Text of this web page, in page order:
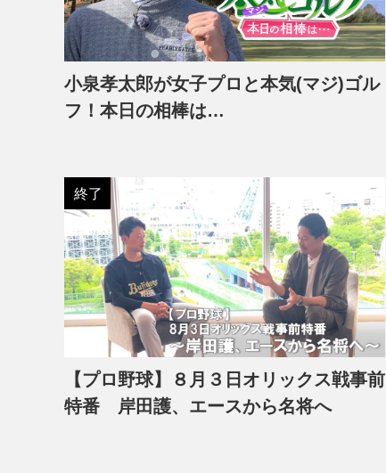
小泉孝太郎が女子プロと本気(マジ)ゴル
フ！本日の相棒は…
終了
【プロ野球】８月３日オリックス戦事前
特番 岸田護、エースから名将へ